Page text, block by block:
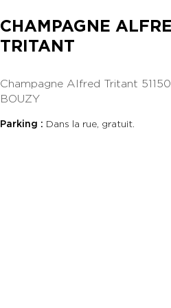
CHAMPAGNE
TRITANT
Champagne Alfred Tritant 51150
BOUZY
Parking : Dans la rue, gratuit.